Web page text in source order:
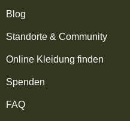
Blog
Standorte & Community
Online Kleidung finden
Spenden
FAQ